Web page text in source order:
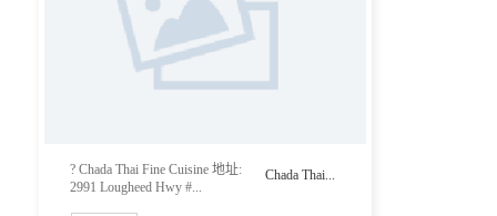
Chada Thai...
? Chada Thai Fine Cuisine 地址:
2991 Lougheed Hwy #...